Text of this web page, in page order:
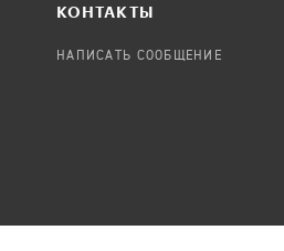
КОНТАКТЫ
НАПИСАТЬ СООБЩЕНИЕ